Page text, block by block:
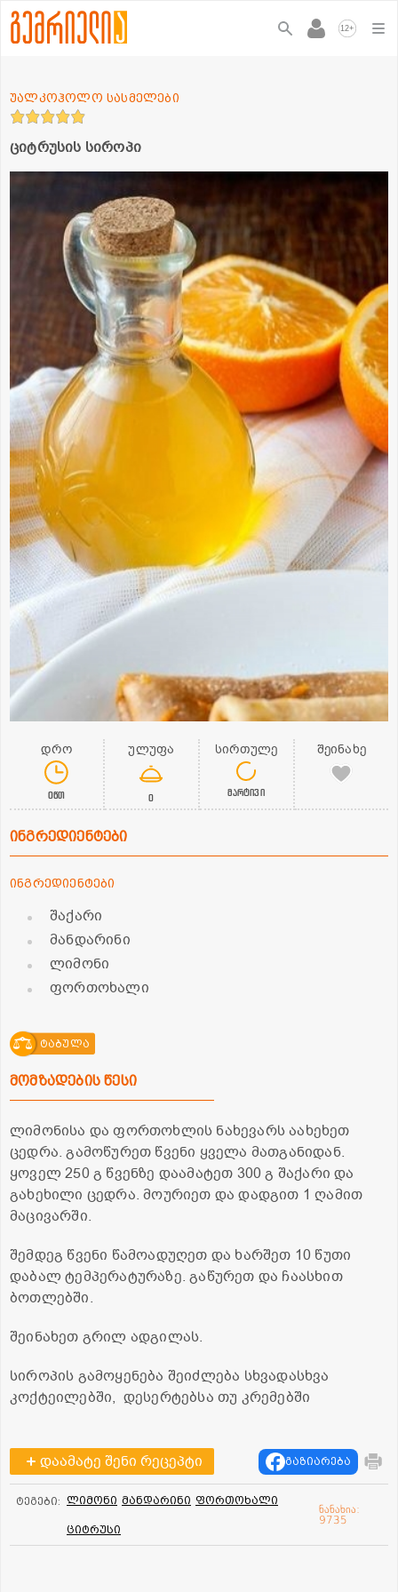
12+
ციტრუსის სიროპი
უალკოჰოლო სასმელები
დრო
0წთ
ულუფა
0
სირთულე
მარტივი
შეინახე
ინგრედიენტები
ინგრედიენტები
შაქარი
მანდარინი
ლიმონი
ფორთოხალი
ტაბულა
მომზადების წესი
ლიმონისა და ფორთოხლის ნახევარს აახეხეთ
ცედრა. გამოწურეთ წვენი ყველა მათგანიდან.
ყოველ 250 გ წვენზე დაამატეთ 300 გ შაქარი და
გახეხილი ცედრა. მოურიეთ და დადგით 1 ღამით
მაცივარში.
შემდეგ წვენი წამოადუღეთ და ხარშეთ 10 წუთი
დაბალ ტემპერატურაზე. გაწურეთ და ჩაასხით
ბოთლებში.
შეინახეთ გრილ ადგილას.
სიროპის გამოყენება შეიძლება სხვადასხვა
კოქტეილებში, დესერტებსა თუ კრემებში
დაამატე შენი რეცეპტი გაზიარება
ტეგები: ლიმონი მანდარინი ფორთოხალი
ციტრუსი
ნანახია:
9735